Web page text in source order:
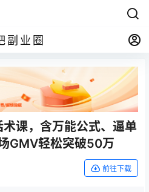
副业圈
课，含万能公式、逼单
GMV轻松突破50万
前往下载